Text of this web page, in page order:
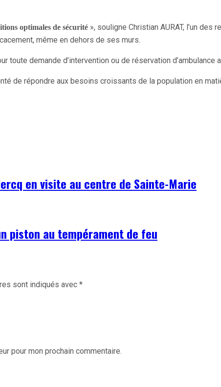
optimales de sécurité », souligne Christian AURAT, l’un
même en dehors de ses murs.
demande d’intervention ou de réservation d’ambulance
de répondre aux besoins croissants de la population en
en visite au centre de Sainte-Marie
piston au tempérament de feu
sont indiqués avec *
pour mon prochain commentaire.